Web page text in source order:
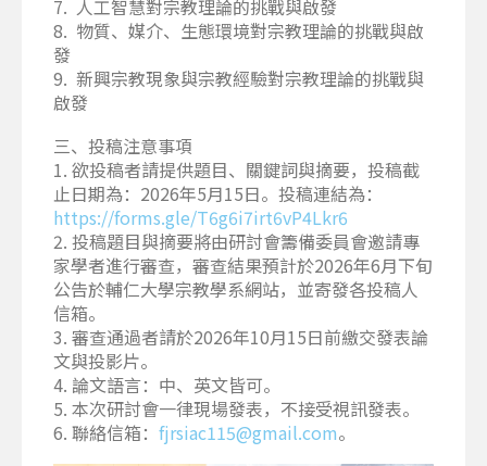
7. 人工智慧對宗教理論的挑戰與啟發
8. 物質、媒介、生態環境對宗教理論的挑戰與啟
發
9. 新興宗教現象與宗教經驗對宗教理論的挑戰與
啟發
三、投稿注意事項
1. 欲投稿者請提供題目、關鍵詞與摘要，投稿截
止日期為：2026年5月15日。投稿連結為：
https://forms.gle/T6g6i7irt6vP4Lkr6
2. 投稿題目與摘要將由研討會籌備委員會邀請專
家學者進行審查，審查結果預計於2026年6月下旬
公告於輔仁大學宗教學系網站，並寄發各投稿人
信箱。
3. 審查通過者請於2026年10月15日前繳交發表論
文與投影片。
4. 論文語言：中、英文皆可。
5. 本次研討會一律現場發表，不接受視訊發表。
6. 聯絡信箱：
。